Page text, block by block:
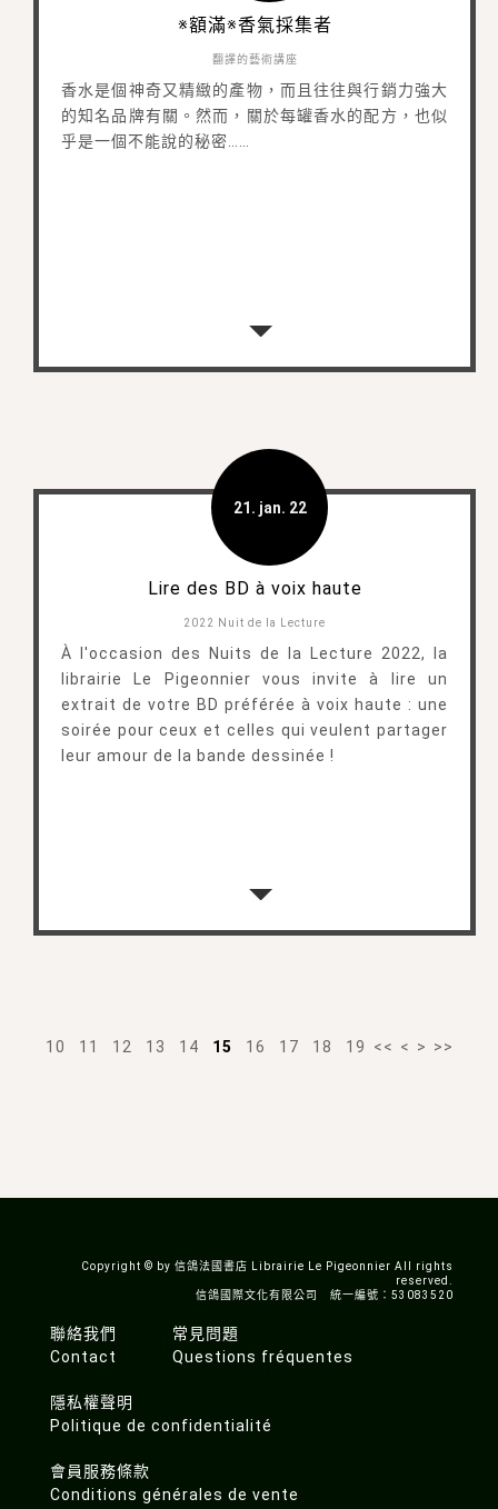
※額滿※香氣採集者
翻譯的藝術講座
香水是個神奇又精緻的產物，而且往往與行銷力強大
的知名品牌有關。然而，關於每罐香水的配方，也似
乎是一個不能說的秘密……
21. jan. 22
Lire des BD à voix haute
2022 Nuit de la Lecture
À l'occasion des Nuits de la Lecture 2022, la
librairie Le Pigeonnier vous invite à lire un
extrait de votre BD préférée à voix haute : une
soirée pour ceux et celles qui veulent partager
leur amour de la bande dessinée !
10 11 12 13 14 15 16 17 18 19 << < > >>
Copyright © by 信鴿法國書店 Librairie Le Pigeonnier All rights
reserved.
信鴿國際文化有限公司 統一編號：53083520
聯絡我們
Contact
常見問題
Questions fréquentes
隱私權聲明
Politique de confidentialité
會員服務條款
Conditions générales de vente